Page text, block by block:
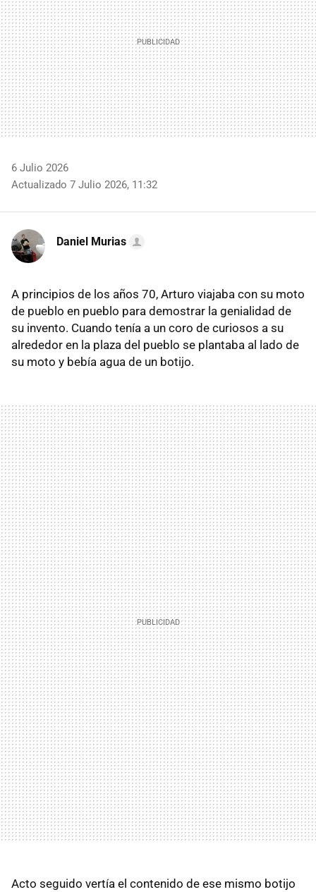
6 Julio 2026
Actualizado 7 Julio 2026, 11:32
Daniel Murias
A principios de los años 70, Arturo viajaba con su moto
de pueblo en pueblo para demostrar la genialidad de
su invento. Cuando tenía a un coro de curiosos a su
alrededor en la plaza del pueblo se plantaba al lado de
su moto y bebía agua de un botijo.
Acto seguido vertía el contenido de ese mismo botijo